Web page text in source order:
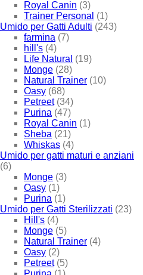
Royal Canin (3)
Trainer Personal (1)
Umido per Gatti Adulti (243)
farmina (7)
hill's (4)
Life Natural (19)
Monge (28)
Natural Trainer (10)
Oasy (68)
Petreet (34)
Purina (47)
Royal Canin (1)
Sheba (21)
Whiskas (4)
Umido per gatti maturi e anziani
(6)
Monge (3)
Oasy (1)
Purina (1)
Umido per Gatti Sterilizzati (23)
Hill's (4)
Monge (5)
Natural Trainer (4)
Oasy (2)
Petreet (5)